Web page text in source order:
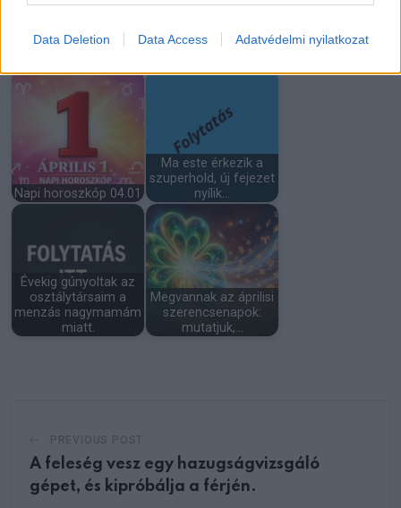
Data Deletion Data Access Adatvédelmi nyilatkozat
Neveltem a néhai
barátnőm lányát, mint
A mai nap 5
csillagjegy számára
Napi horoszkóp 04.01
Ma este érkezik a
szuperhold, új fejezet
nyílik…
Évekig gúnyoltak az
osztálytársaim a
menzás nagymamám
miatt.
Megvannak az áprilisi
szerencsenapok:
mutatjuk,…
A feleség vesz egy hazugságvizsgáló
gépet, és kipróbálja a férjén.